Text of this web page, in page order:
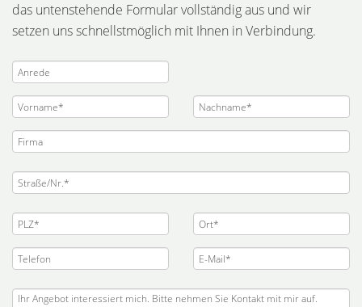
das untenstehende Formular vollständig aus und wir
setzen uns schnellstmöglich mit Ihnen in Verbindung.